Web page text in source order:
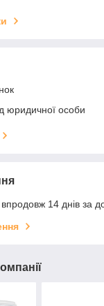
юридичної особи
14 днів за